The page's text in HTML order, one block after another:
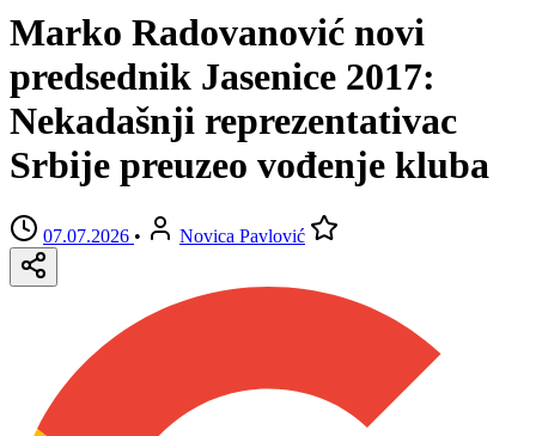
Marko Radovanović novi
predsednik Jasenice 2017:
Nekadašnji reprezentativac
Srbije preuzeo vođenje kluba
07.07.2026 • Novica Pavlović